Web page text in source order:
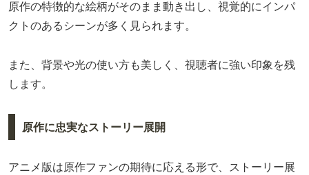
原作の特徴的な絵柄がそのまま動き出し、視覚的にインパ
クトのあるシーンが多く見られます。
また、背景や光の使い方も美しく、視聴者に強い印象を残
します。
原作に忠実なストーリー展開
アニメ版は原作ファンの期待に応える形で、ストーリー展